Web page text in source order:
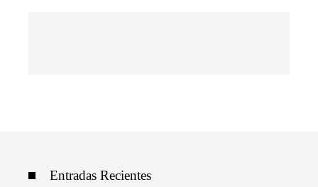
Entradas Recientes